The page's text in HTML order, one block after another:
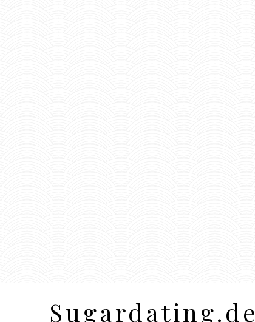
Sugardating.de